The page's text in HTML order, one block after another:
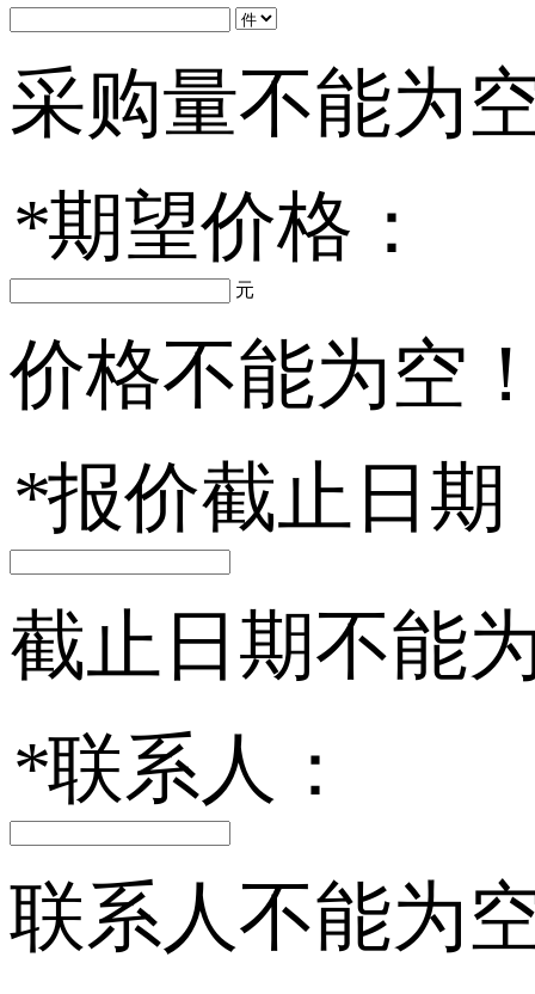
采购量不能为
*期望价格：
元
价格不能为空
*报价截止日期
截止日期不能
*联系人：
联系人不能为